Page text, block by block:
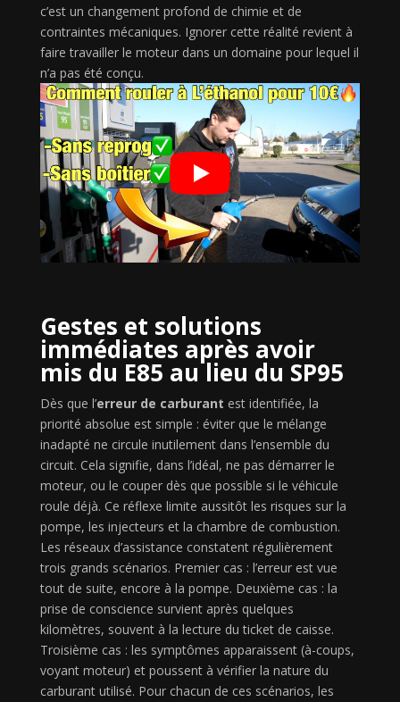
c’est un changement profond de chimie et de
contraintes mécaniques. Ignorer cette réalité revient à
faire travailler le moteur dans un domaine pour lequel il
n’a pas été conçu.
Gestes et solutions
immédiates après avoir
mis du E85 au lieu du SP95
Dès que l’erreur de carburant est identifiée, la
priorité absolue est simple : éviter que le mélange
inadapté ne circule inutilement dans l’ensemble du
circuit. Cela signifie, dans l’idéal, ne pas démarrer le
moteur, ou le couper dès que possible si le véhicule
roule déjà. Ce réflexe limite aussitôt les risques sur la
pompe, les injecteurs et la chambre de combustion.
Les réseaux d’assistance constatent régulièrement
trois grands scénarios. Premier cas : l’erreur est vue
tout de suite, encore à la pompe. Deuxième cas : la
prise de conscience survient après quelques
kilomètres, souvent à la lecture du ticket de caisse.
Troisième cas : les symptômes apparaissent (à-coups,
voyant moteur) et poussent à vérifier la nature du
carburant utilisé. Pour chacun de ces scénarios, les